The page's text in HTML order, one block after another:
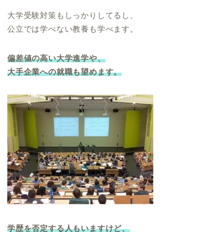
大学受験対策もしっかりしてるし、
公立では学べない教養も学べます。
偏差値の高い大学進学や、
大手企業への就職も望めます。
学歴を否定する人もいますけど、